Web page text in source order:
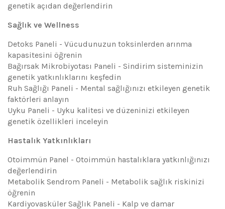
genetik açıdan değerlendirin
Sağlık ve Wellness
Detoks Paneli - Vücudunuzun toksinlerden arınma
kapasitesini öğrenin
Bağırsak Mikrobiyotası Paneli - Sindirim sisteminizin
genetik yatkınlıklarını keşfedin
Ruh Sağlığı Paneli - Mental sağlığınızı etkileyen genetik
faktörleri anlayın
Uyku Paneli - Uyku kalitesi ve düzeninizi etkileyen
genetik özellikleri inceleyin
Hastalık Yatkınlıkları
Otoimmün Panel - Otoimmün hastalıklara yatkınlığınızı
değerlendirin
Metabolik Sendrom Paneli - Metabolik sağlık riskinizi
öğrenin
Kardiyovasküler Sağlık Paneli - Kalp ve damar